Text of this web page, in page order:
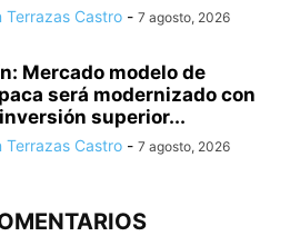
Terrazas Castro - 7 agosto, 2026
Mercado modelo de
será modernizado con
superior...
Terrazas Castro - 7 agosto, 2026